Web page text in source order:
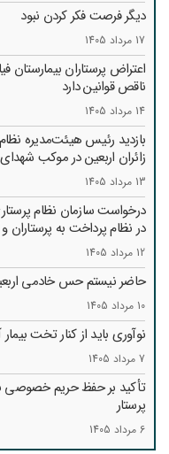
دیگر فرصت فکر کردن نبود
17 مرداد 1405
اعتراض پرستاران
ناقص قوانین دارد
14 مرداد 1405
بازدید رئیس هیئت‌مدیره
زائران اربعین در موکب
13 مرداد 1405
درخواست سازمان نظام
در نظام پرداخت به پرستاران
12 مرداد 1405
حاضر نیستم حس خادمی
10 مرداد 1405
نوآوری باید از کنار تخت بیمار
7 مرداد 1405
تأکید بر حفظ حریم خصوصی
پرستار
6 مرداد 1405